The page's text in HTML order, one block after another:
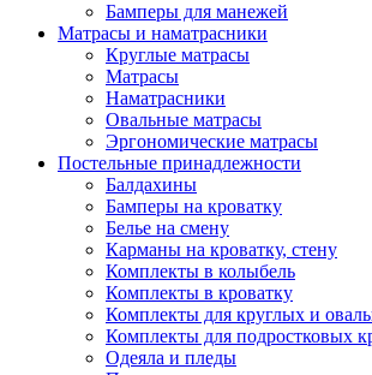
Бамперы для манежей
Матрасы и наматрасники
Круглые матрасы
Матрасы
Наматрасники
Овальные матрасы
Эргономические матрасы
Постельные принадлежности
Балдахины
Бамперы на кроватку
Белье на смену
Карманы на кроватку, стену
Комплекты в колыбель
Комплекты в кроватку
Комплекты для круглых и
Комплекты для подростковых
Одеяла и пледы